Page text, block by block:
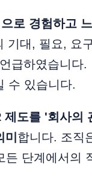
로 경험하고 느
기대, 필요, 요
급하였습니다.
수 있습니다.
제도를 '회사의
합니다. 조직
단계에서의